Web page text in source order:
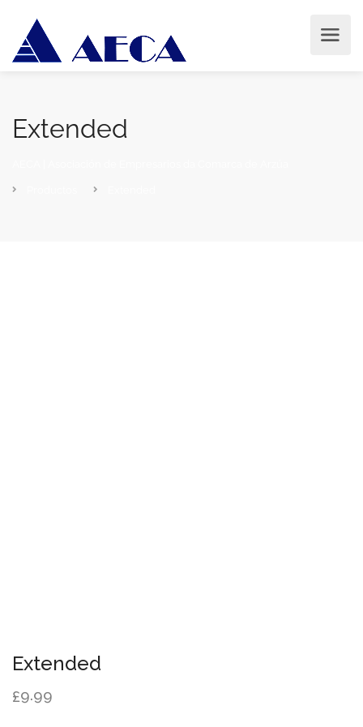
Extended
Extended
£9.99